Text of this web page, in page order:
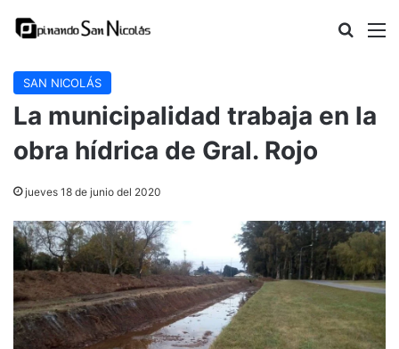
Buscar
SAN NICOLÁS
La municipalidad trabaja en la
obra hídrica de Gral. Rojo
jueves 18 de junio del 2020